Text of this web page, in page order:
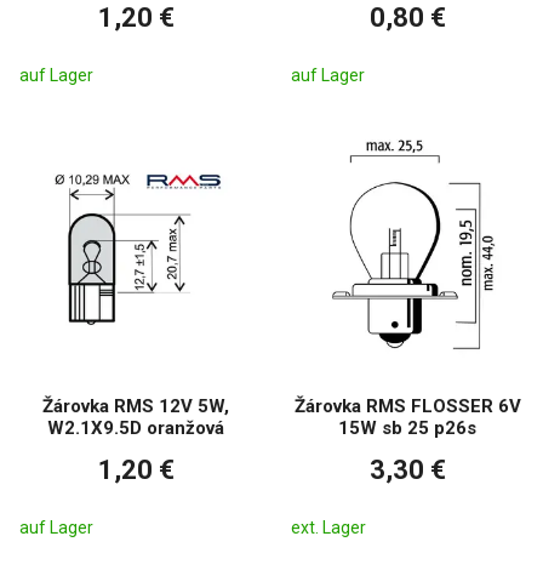
1,20 €
auf Lager
0,80 €
auf Lager
Žárovka RMS 12V 5W,
W2.1X9.5D oranžová
1,20 €
auf Lager
Žárovka RMS FLOSSER 6V
15W sb 25 p26s
3,30 €
ext. Lager